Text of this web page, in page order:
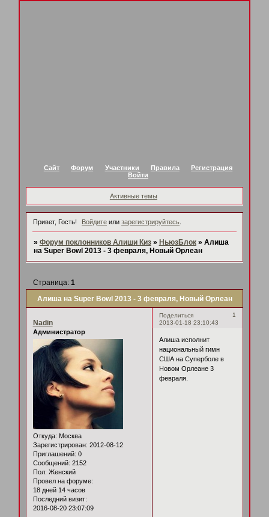
Сайт Форум Участники Правила
Регистрация
Войти
Активные темы
Привет, Гость! Войдите илизарегистрируйтесь
» Форум поклонников Алиши Киз » НьюзБлок » Алиша
на Super Bowl 2013 - 3 февраля, Новый Орлеан
Алиша на Super Bowl 2013 - 3 февраля, Новый Орлеан
Страница: 1
Поделиться
1
2013-01-18 23:10:43
Nadin
Администратор
Откуда: Москва
Зарегистрирован: 2012-08-12
Приглашений: 0
Сообщений: 2152
Пол: Женский
Провел на форуме:
18 дней 14 часов
Последний визит:
2016-08-20 23:07:09
Алиша исполнит
национальный гимн
США на Суперболе в
Новом Орлеане 3
февраля.